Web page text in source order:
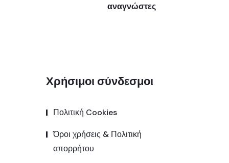
αναγνώστες
Χρήσιμοι σύνδεσμοι
Πολιτική Cookies
Όροι χρήσεις & Πολιτική
απορρήτου